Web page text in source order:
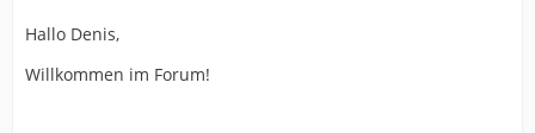
Hallo Denis,
Willkommen im Forum!